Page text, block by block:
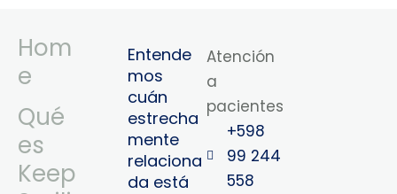
Hom
e
Qué
es
Keep
Entende
mos
cuán
estrecha
mente
relaciona
da está
Atención
a
pacientes
+598
99 244
558